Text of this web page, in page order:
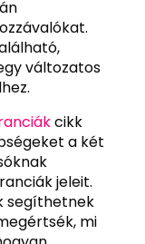
változatos
cikk
a két
jeleit.
segíthetnek
mi